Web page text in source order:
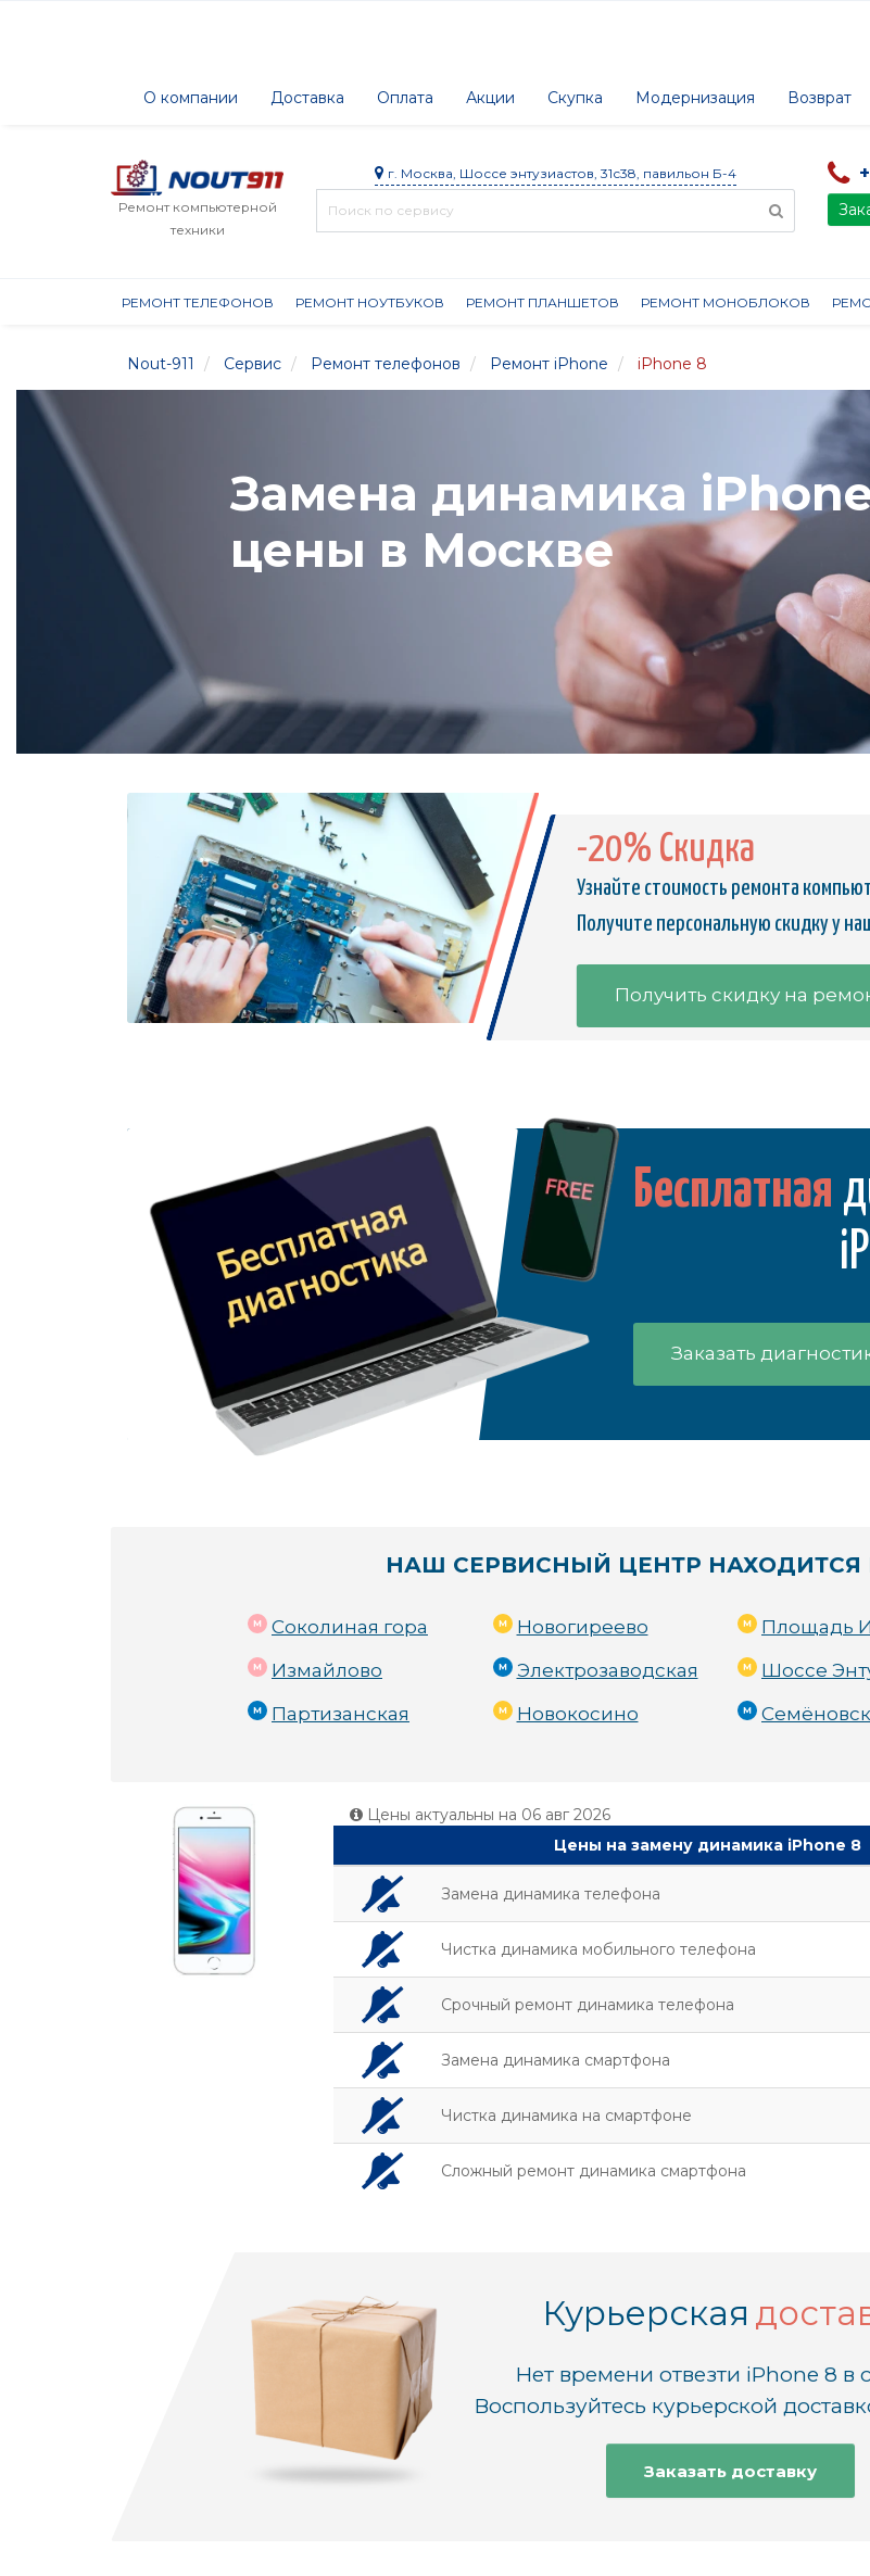
О компании Доставка Оплата Акции Скупка Модернизация Возврат
Ремонт компьютерной
техники
г. Москва, Шоссе энтузиастов, 31с38, павильон Б-4
РЕМОНТ ТЕЛЕФОНОВ РЕМОНТ НОУТБУКОВ РЕМОНТ ПЛАНШЕТОВ РЕМОНТ МОНОБЛОКОВ
Nout-911 Сервис Ремонт телефонов Ремонт iPhone iPhone 8
Замена динамика
цены в Москве
-20% Скидка
Узнайте стоимость ремонта
Получите персональную скидку у
Получить скидку на
Бесплатная
Заказать
НАШ СЕРВИСНЫЙ ЦЕНТР НАХОДИТСЯ
Соколиная гора
Измайлово
Партизанская
Новогиреево
Электрозаводская
Новокосино
Площадь
Шоссе
Цены актуальны на 06 авг 2026
Цены на замену динамика iPhone 8
Замена динамика телефона
Чистка динамика мобильного телефона
Срочный ремонт динамика телефона
Замена динамика смартфона
Чистка динамика на смартфоне
Сложный ремонт динамика смартфона
Курьерская
Нет времени отвезти iPhone 8 в
Воспользуйтесь курьерской
Заказать доставку